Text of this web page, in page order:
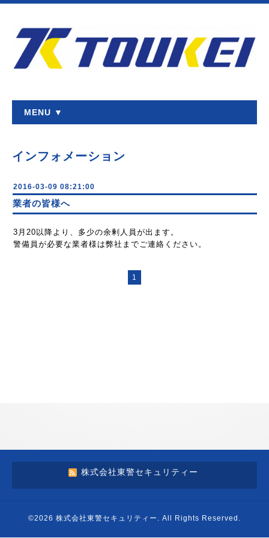
MENU ▼
インフォメーション
2016-03-09 08:21:00
業者の皆様へ
3月20以降より、多少の余剰人員が出ます。
警備員が必要な業者様は弊社までご連絡ください。
1
株式会社東警セキュリティー
©2026 株式会社東警セキュリティー . All Rights Reserved.